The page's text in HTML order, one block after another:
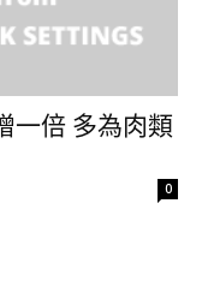
一倍 多為肉類
0